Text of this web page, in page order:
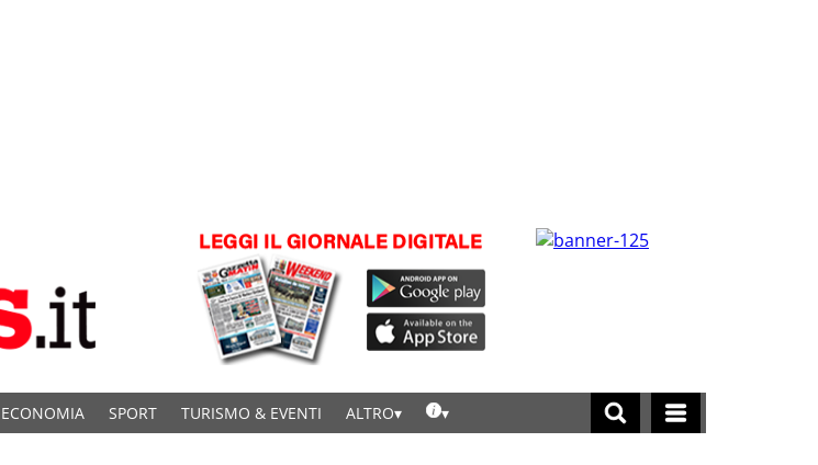
SPORT TURISMO & EVENTI ALTRO